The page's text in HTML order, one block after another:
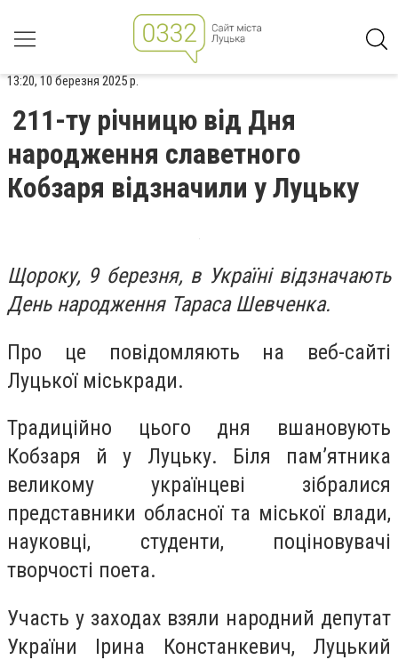
13:20, 10 березня 2025 р.
211-ту річницю від Дня
народження славетного
Кобзаря відзначили у Луцьку
Щороку, 9 березня, в Україні відзначають
День народження Тараса Шевченка.
Про це повідомляють на веб-сайті
Луцької міськради.
Традиційно цього дня вшановують
Кобзаря й у Луцьку. Біля пам’ятника
великому українцеві зібралися
представники обласної та міської влади,
науковці, студенти, поціновувачі
творчості поета.
Участь у заходах взяли народний депутат
України Ірина Констанкевич, Луцький